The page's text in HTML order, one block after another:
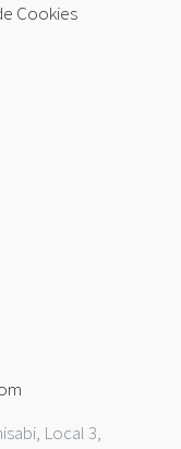
Cookies
Local 3,